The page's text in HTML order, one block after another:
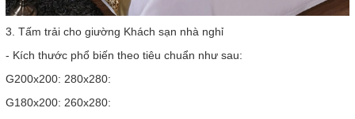
3. Tấm trải cho giường Khách sạn nhà nghỉ
- Kích thước phổ biến theo tiêu chuẩn như sau:
G200x200: 280x280:
G180x200: 260x280: